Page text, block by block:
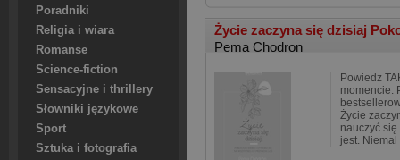
Poradniki
Religia i wiara
Romanse
Science-fiction
Sensacyjne i thrillery
Słowniki językowe
Sport
Sztuka i fotografia
Życie zaczyna się dzisiaj
Pema Chodron
Powiedz
momencie.
Życie
nauczyć
jest. Niemal